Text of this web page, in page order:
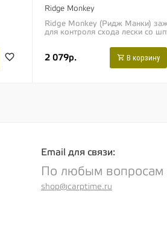
Ridge Monkey
Ridge Monkey (Ридж Манки)
для контроля схода лески со
помощников для завоза
лодке или на...
2 079р. В корзину
Email для связи:
По любым вопросам
shop@carptime.ru